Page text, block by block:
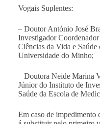
Vogais Suplentes:
– Doutor António José
Investigador
Ciências da Vida e
Universidade do Minho;
– Doutora Neide Marina
Júnior do Instituto de
Saúde da Escola de
Em caso de impedimento